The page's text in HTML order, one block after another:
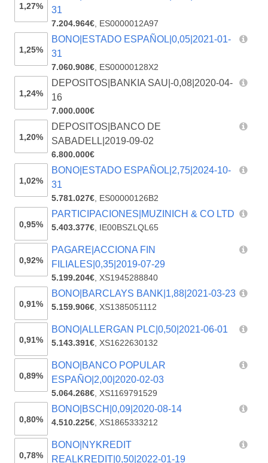
1,27%
31
7.204.964€, ES0000012A97
1,25%
BONO|ESTADO ESPAÑOL|0,05|2021-01-
31
7.060.908€, ES00000128X2
1,24%
DEPOSITOS|BANKIA SAU|-0,08|2020-04-
16
7.000.000€
1,20%
DEPOSITOS|BANCO DE
SABADELL|2019-09-02
6.800.000€
1,02%
BONO|ESTADO ESPAÑOL|2,75|2024-10-
31
5.781.027€, ES00000126B2
0,95%
PARTICIPACIONES|MUZINICH & CO LTD
5.403.377€, IE00BSZLQL65
0,92%
PAGARE|ACCIONA FIN
FILIALES|0,35|2019-07-29
5.199.204€,XS1945288840
0,91%
BONO|BARCLAYS BANK|1,88|2021-03-23
5.159.906€,XS1385051112
0,91%
BONO|ALLERGAN PLC|0,50|2021-06-01
5.143.391€,XS1622630132
0,89%
BONO|BANCO POPULAR
ESPAÑO|2,00|2020-02-03
5.064.268€,XS1169791529
0,80%
BONO|BSCH|0,09|2020-08-14
4.510.225€,XS1865333212
0,78%
BONO|NYKREDIT
REALKREDIT|0,50|2022-01-19